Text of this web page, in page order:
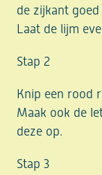
de zijkant
Laat de lijm
Stap 2
Knip een rood
Maak ook de
deze op.
Stap 3